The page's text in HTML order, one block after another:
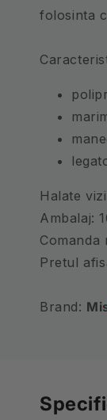
folosinta
Halate
Ambalaj:
Comanda
Pretul
Brand: